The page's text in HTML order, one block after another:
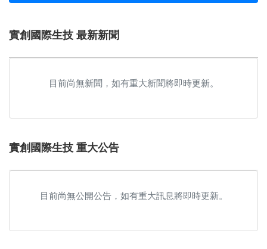
實創國際生技 最新新聞
目前尚無新聞，如有重大新聞將即時更新。
實創國際生技 重大公告
目前尚無公開公告，如有重大訊息將即時更新。